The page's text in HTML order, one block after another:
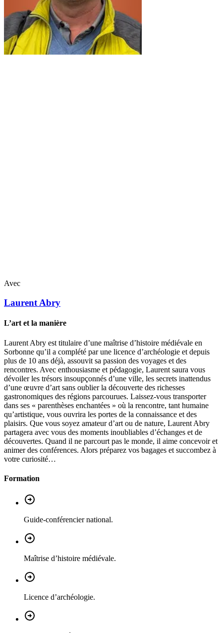
Avec
Laurent Abry
L’art et la manière
Laurent Abry est titulaire d’une maîtrise d’histoire médiévale en
Sorbonne qu’il a complété par une licence d’archéologie et depuis
plus de 10 ans déjà, assouvit sa passion des voyages et des
rencontres. Avec enthousiasme et pédagogie, Laurent saura vous
dévoiler les trésors insoupçonnés d’une ville, les secrets inattendus
d’une œuvre d’art sans oublier la découverte des richesses
gastronomiques des régions parcourues. Laissez-vous transporter
dans ses « parenthèses enchantées » où la rencontre, tant humaine
qu’artistique, vous ouvrira les portes de la connaissance et des
plaisirs. Que vous soyez amateur d’art ou de nature, Laurent Abry
partagera avec vous des moments inoubliables d’échanges et de
découvertes. Quand il ne parcourt pas le monde, il aime concevoir et
animer des conférences. Alors préparez vos bagages et succombez à
votre curiosité…
Formation
Guide-conférencier national.
Maîtrise d’histoire médiévale.
Licence d’archéologie.